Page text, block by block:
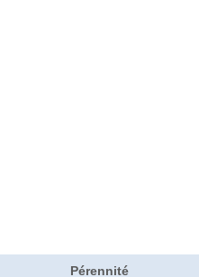
Pérennité